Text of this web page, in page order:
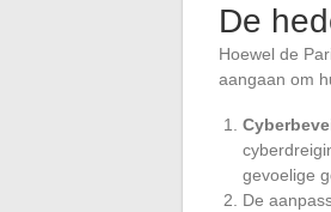
De
Hoewel de
aangaan om
gevoelige
De